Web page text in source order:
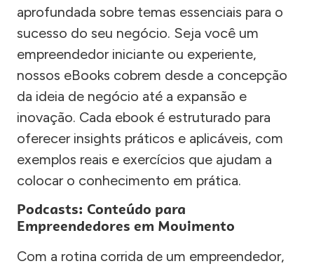
aprofundada sobre temas essenciais para o
sucesso do seu negócio. Seja você um
empreendedor iniciante ou experiente,
nossos eBooks cobrem desde a concepção
da ideia de negócio até a expansão e
inovação. Cada ebook é estruturado para
oferecer insights práticos e aplicáveis, com
exemplos reais e exercícios que ajudam a
colocar o conhecimento em prática.
Podcasts: Conteúdo para
Empreendedores em Movimento
Com a rotina corrida de um empreendedor,